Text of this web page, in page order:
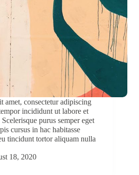
amet, consectetur adipiscing
incididunt ut labore et
purus semper eget
cursus in hac habitasse
tincidunt tortor aliquam nulla
18, 2020